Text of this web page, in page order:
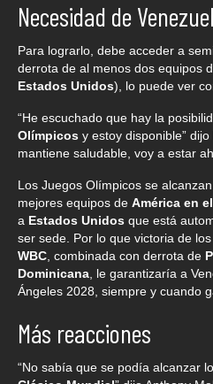
Necesidad de
Para lograrlo, debe acceder a
derrota de al menos dos equipos
Estados Unidos), lo puede ver
“He escuchado que hay la
Olímpicos y estoy disponible” dijo
mantiene saludable, voy a estar
Los Juegos Olímpicos se
mejores equipos de América en
a Estados Unidos que está
ser sede. Por lo que victoria de
WBC , combinada con derrota de
Dominicana , le garantizaría a
Ángeles 2028, siempre y cuando
Más reacciones
“No sabía que se podía alcanzar